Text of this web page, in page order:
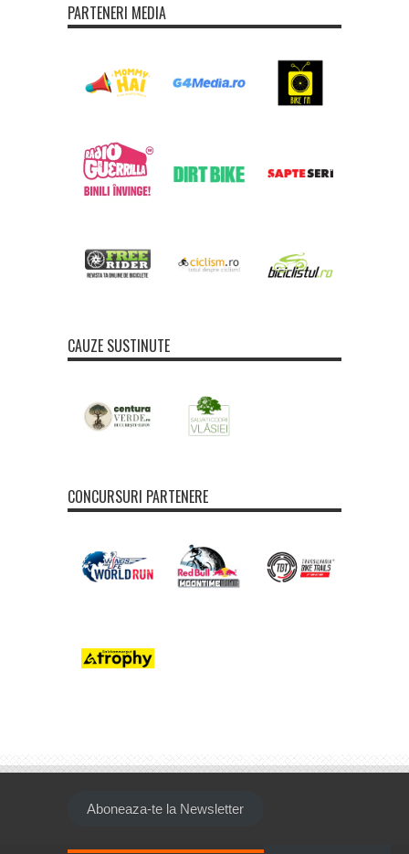
PARTENERI MEDIA
CAUZE SUSTINUTE
CONCURSURI PARTENERE
Aboneaza-te la Newsletter